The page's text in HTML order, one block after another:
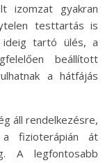
izomzat gyakran
testtartás is
tartó ülés, a
beállított
a hátfájás
áll rendelkezésre,
fizioterápián át
A legfontosabb